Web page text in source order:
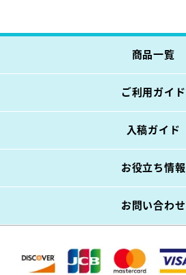
商品一覧
ご利用ガイド
入稿ガイド
お役立ち情報
お問い合わせ